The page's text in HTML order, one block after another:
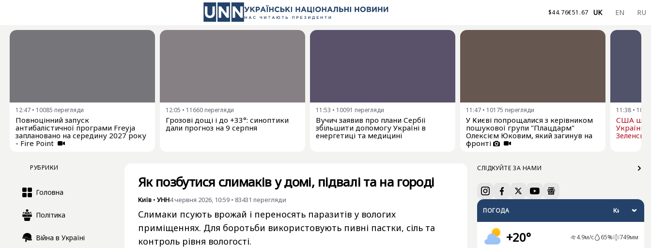
$44.76€51.67 UK EN RU
12:47 • 10085 перегляди
Повноцінний запуск
антибалістичної програми Freyja
заплановано на середину 2027 року
- Fire Point
12:05 • 11660 перегляди
Грозові дощі і до +33°: синоптики
дали прогноз на 9 серпня
11:53 • 10091 перегляди
Вучич заявив про плани Сербії
збільшити допомогу Україні в
енергетиці та медицині
11:47 • 10175 перегляди
У Києві попрощалися з керівником
пошукової групи "Плацдарм"
Олексієм Юковим, який загинув на
фронті
11:38 •
США
Україні
РУБРИКИ
Головна
Політика
Війна в Україні
СЛІДКУЙТЕ ЗА НАМИ
ПОГОДА
+20° 4.9м/с 65% 749мм
Як позбутися слимаків у домі, підвалі та на городі
Київ • УНН4 червня 2026, 10:59 • 83431 перегляди
Слимаки псують врожай і переносять паразитів у вологих
приміщеннях. Для боротьби використовують пивні пастки, сіль та
контроль рівня вологості.